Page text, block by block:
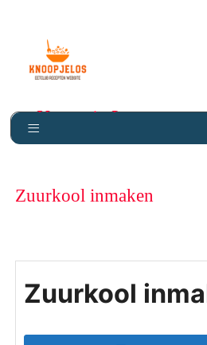
Knoopje Los
Zuurkool inmaken
Zuurkool